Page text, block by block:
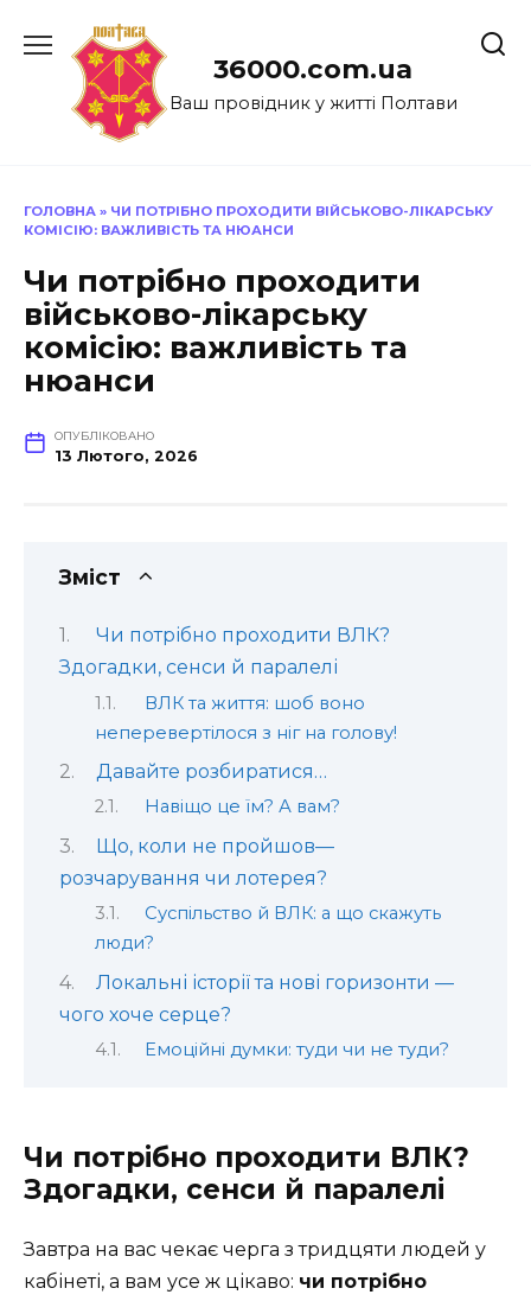
до
36000.com.ua
Ваш провідник у житті Полтави
ГОЛОВНА » ЧИ ПОТРІБНО ПРОХОДИТИ ВІЙСЬКОВО-ЛІКАРСЬКУ
КОМІСІЮ: ВАЖЛИВІСТЬ ТА НЮАНСИ
Чи потрібно проходити
військово-лікарську
комісію: важливість та
нюанси
ОПУБЛІКОВАНО
13 Лютого, 2026
Зміст
Чи потрібно проходити ВЛК?
Здогадки, сенси й паралелі
ВЛК та життя: шоб воно
неперевертілося з ніг на голову!
Давайте розбиратися…
Навіщо це їм? А вам?
Що, коли не пройшов—
розчарування чи лотерея?
Суспільство й ВЛК: а що скажуть
люди?
Локальні історії та нові горизонти —
чого хоче серце?
Емоційні думки: туди чи не туди?
Чи потрібно проходити ВЛК?
Здогадки, сенси й паралелі
Завтра на вас чекає черга з тридцяти людей у
кабінеті, а вам усе ж цікаво: чи потрібно